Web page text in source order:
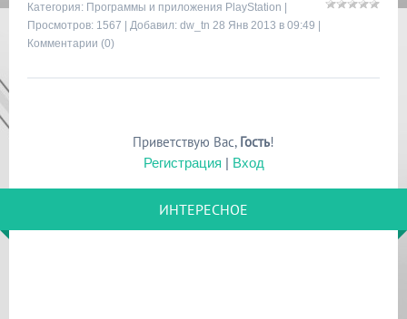
Категория: Программы и приложения PlayStation
Просмотров: 1567 | Добавил: dw_tn 28 Янв 2013 в 09:49 |
Комментарии (0)
Приветствую Вас, Гость!
Регистрация | Вход
ИНТЕРЕСНОЕ